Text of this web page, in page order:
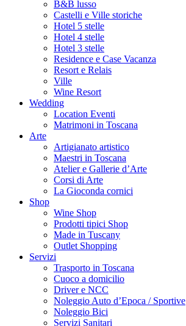
B&B lusso
Castelli e Ville storiche
Hotel 5 stelle
Hotel 4 stelle
Hotel 3 stelle
Residence e Case Vacanza
Resort e Relais
Ville
Wine Resort
Wedding
Location Eventi
Matrimoni in Toscana
Arte
Artigianato artistico
Maestri in Toscana
Atelier e Gallerie d’Arte
Corsi di Arte
La Gioconda cornici
Shop
Wine Shop
Prodotti tipici Shop
Made in Tuscany
Outlet Shopping
Servizi
Trasporto in Toscana
Cuoco a domicilio
Driver e NCC
Noleggio Auto d’Epoca / Sportive
Noleggio Bici
Servizi Sanitari